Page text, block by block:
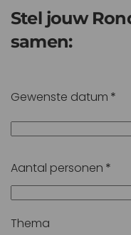
Stel jouw
samen:
Gewenste datum *
Aantal personen *
Thema